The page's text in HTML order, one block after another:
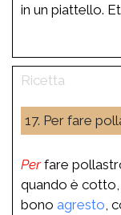
in un piattello.
17. Per fare
Perfare
quando è
bono agresto ,